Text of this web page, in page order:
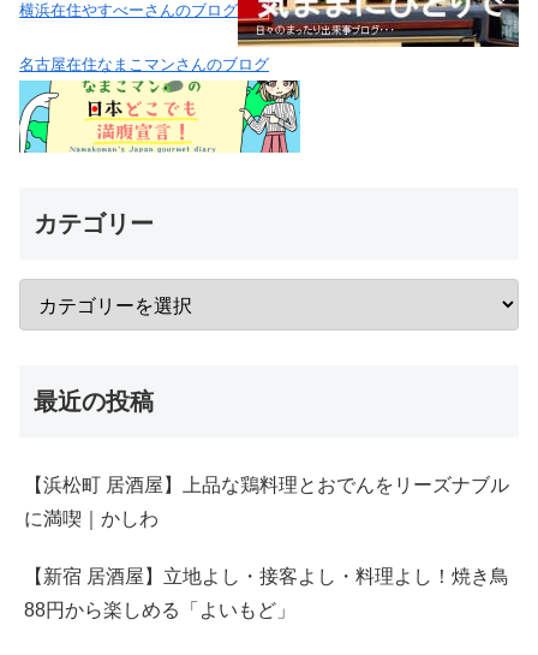
横浜在住やすべーさんのブログ
名古屋在住なまこマンさんのブログ
カテゴリー
最近の投稿
【浜松町 居酒屋】上品な鶏料理とおでんをリーズナブル
に満喫｜かしわ
【新宿 居酒屋】立地よし・接客よし・料理よし！焼き鳥
88円から楽しめる「よいもど」